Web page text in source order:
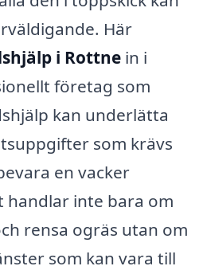
Här
i Rottne in i
företag som
kan underlätta
som krävs
en vacker
handlar inte bara om
rensa ogräs utan om
som kan vara till